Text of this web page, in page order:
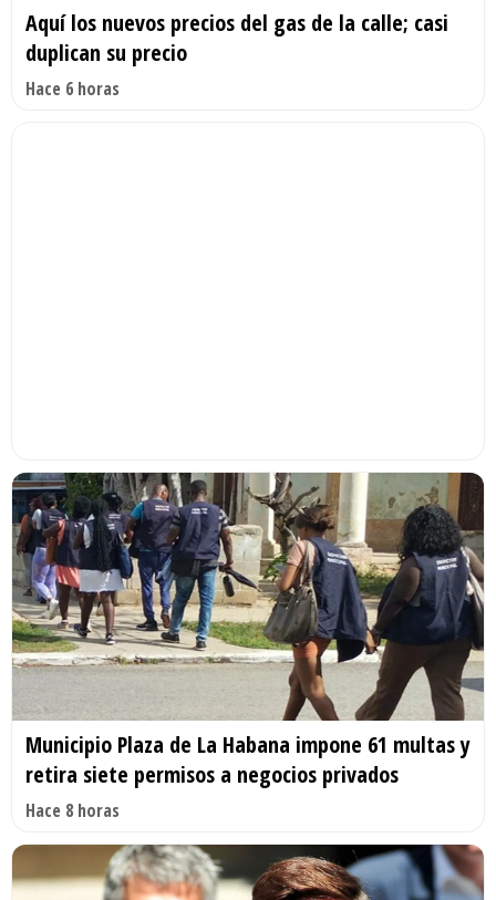
Aquí los nuevos precios del gas de la calle; casi
duplican su precio
Hace 6 horas
Municipio Plaza de La Habana impone 61 multas y
retira siete permisos a negocios privados
Hace 8 horas